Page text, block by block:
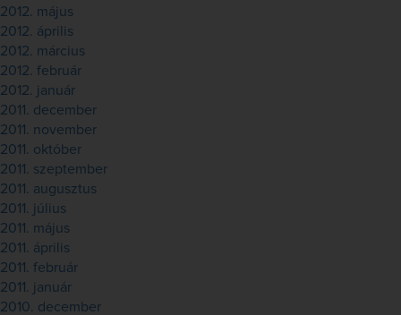
2012. május
2012. április
2012. március
2012. február
2012. január
2011. december
2011. november
2011. október
2011. szeptember
2011. augusztus
2011. július
2011. május
2011. április
2011. február
2011. január
2010. december